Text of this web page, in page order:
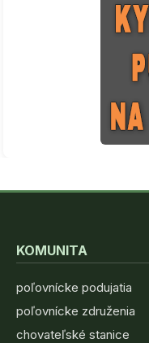
KOMUNITA
poľovnícke podujatia
poľovnícke združenia
chovateľské stanice